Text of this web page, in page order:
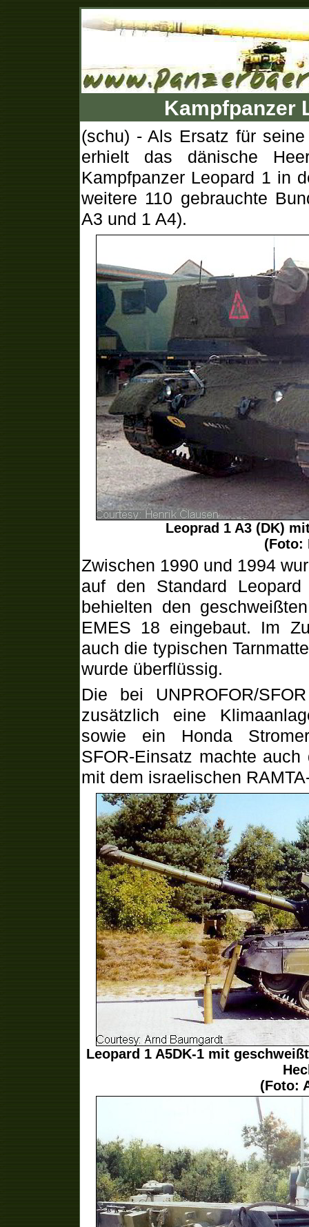
Kampfpanzer
(schu) - Als Ersatz für
erhielt das dänische
Kampfpanzer Leopard 1 in
weitere 110 gebrauchte
A3 und 1 A4).
Leoprad 1 A3 (DK)
(Foto:
Zwischen 1990 und 1994
auf den Standard
behielten den
EMES 18 eingebaut. Im
auch die typischen
wurde überflüssig.
Die bei UNPROFOR/
zusätzlich eine
sowie ein Honda
SFOR-Einsatz machte
mit dem israelischen
Leopard 1 A5DK-1 mit
(Foto: